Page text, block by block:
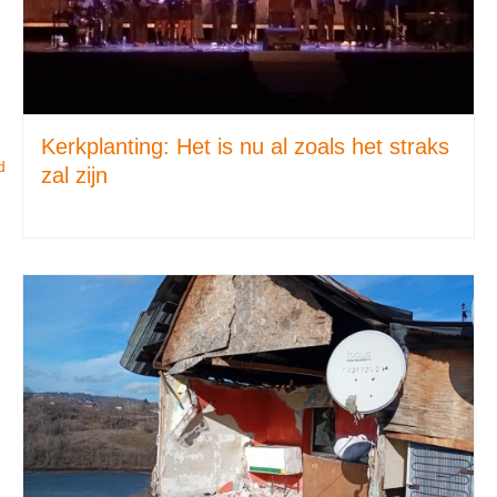
Kerkplanting: Het is nu al zoals het straks
zal zijn